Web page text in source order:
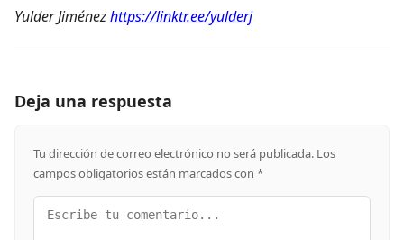
Yulder Jiménezhttps://linktr.ee/yulderj
Deja una respuesta
Tu dirección de correo electrónico no será publicada. Los
campos obligatorios están marcados con *